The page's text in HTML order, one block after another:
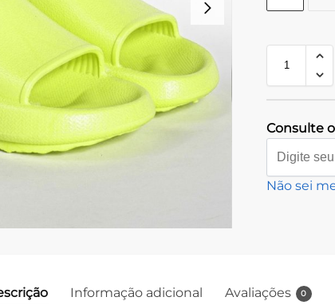
Consulte
Não sei
Informação adicional Avaliações 0